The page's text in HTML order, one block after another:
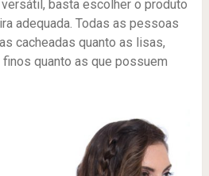
basta escolher o produto
adequada. Todas as pessoas
cacheadas quanto as lisas,
quanto as que possuem